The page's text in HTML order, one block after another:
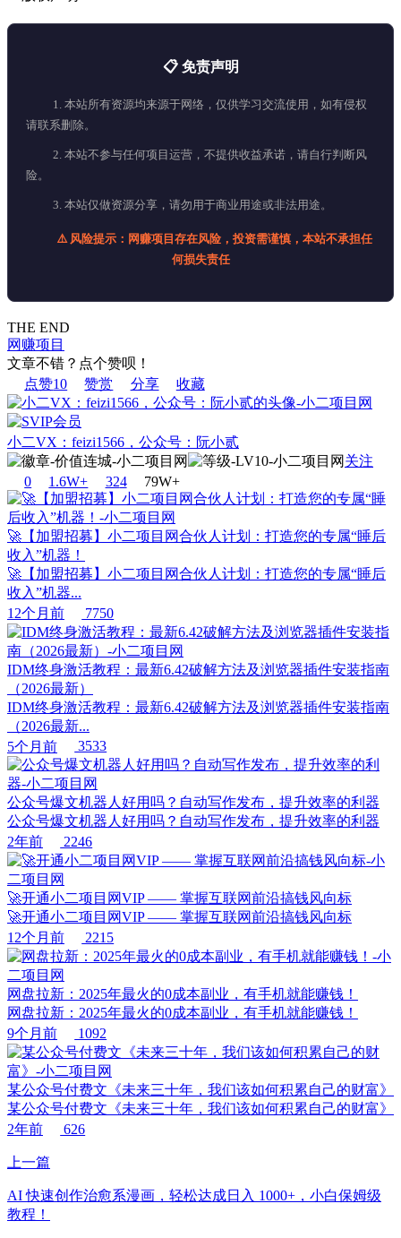
📋 免责声明
1. 本站所有资源均来源于网络，仅供学习交流使用，如有侵权
请联系删除。
2. 本站不参与任何项目运营，不提供收益承诺，请自行判断风
险。
3. 本站仅做资源分享，请勿用于商业用途或非法用途。
⚠️ 风险提示：网赚项目存在风险，投资需谨慎，本站不承担任
何损失责任
THE END
网赚项目
文章不错？点个赞呗！
点赞10 赞赏 分享 收藏
小二VX：feizi1566，公众号：阮小贰
关注
0
1.6W+ 324 79W+
🚀【加盟招募】小二项目网合伙人计划：打造您的专属“睡后
收入”机器！
🚀【加盟招募】小二项目网合伙人计划：打造您的专属“睡后
收入”机器...
12个月前
7750
IDM终身激活教程：最新6.42破解方法及浏览器插件安装指南
（2026最新）
IDM终身激活教程：最新6.42破解方法及浏览器插件安装指南
（2026最新...
5个月前
3533
公众号爆文机器人好用吗？自动写作发布，提升效率的利器
公众号爆文机器人好用吗？自动写作发布，提升效率的利器
2年前
2246
🚀开通小二项目网VIP —— 掌握互联网前沿搞钱风向标
🚀开通小二项目网VIP —— 掌握互联网前沿搞钱风向标
12个月前
2215
网盘拉新：2025年最火的0成本副业，有手机就能赚钱！
网盘拉新：2025年最火的0成本副业，有手机就能赚钱！
9个月前
1092
某公众号付费文《未来三十年，我们该如何积累自己的财富》
某公众号付费文《未来三十年，我们该如何积累自己的财富》
2年前
626
上一篇
AI 快速创作治愈系漫画，轻松达成日入 1000+，小白保姆级
教程！